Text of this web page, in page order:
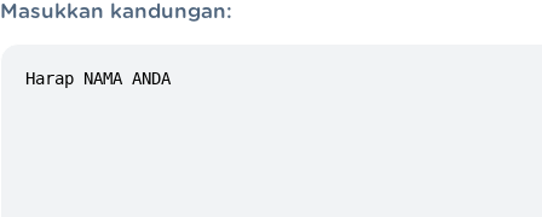
Masukkan kandungan: